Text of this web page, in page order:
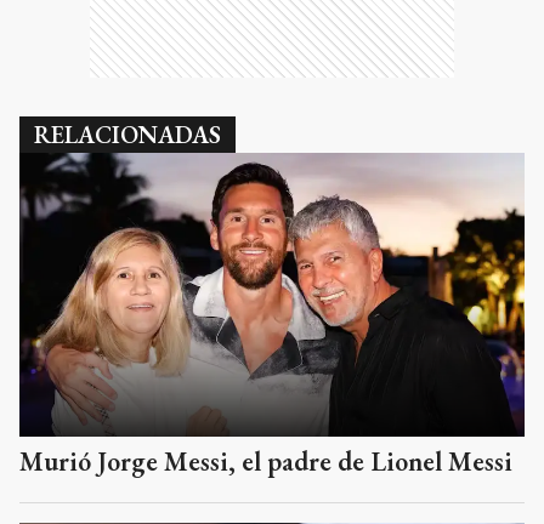
RELACIONADAS
Murió Jorge Messi, el padre de Lionel Messi